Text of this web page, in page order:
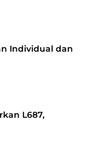
Individual dan
L687,